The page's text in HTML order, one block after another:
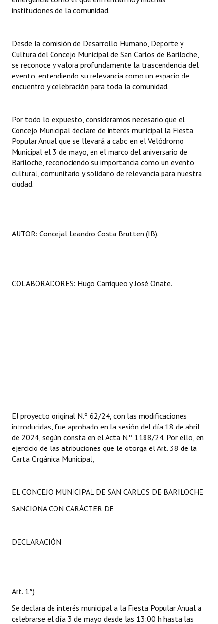
instituciones de la comunidad.
Desde la comisión de Desarrollo Humano, Deporte y
Cultura del Concejo Municipal de San Carlos de Bariloche,
se reconoce y valora profundamente la trascendencia del
evento, entendiendo su relevancia como un espacio de
encuentro y celebración para toda la comunidad.
Por todo lo expuesto, consideramos necesario que el
Concejo Municipal declare de interés municipal la Fiesta
Popular Anual que se llevará a cabo en el Velódromo
Municipal el 3 de mayo, en el marco del aniversario de
Bariloche, reconociendo su importancia como un evento
cultural, comunitario y solidario de relevancia para nuestra
ciudad.
AUTOR: Concejal Leandro Costa Brutten (IB).
COLABORADORES: Hugo Carriqueo y José Oñate.
El proyecto original N.º 62/24, con las modificaciones
introducidas, fue aprobado en la sesión del día 18 de abril
de 2024, según consta en el Acta N.º 1188/24. Por ello, en
ejercicio de las atribuciones que le otorga el Art. 38 de la
Carta Orgánica Municipal,
EL CONCEJO MUNICIPAL DE SAN CARLOS DE BARILOCHE
SANCIONA CON CARÁCTER DE
DECLARACIÓN
Art. 1°)
Se declara de interés municipal a la Fiesta Popular Anual a
celebrarse el día 3 de mayo desde las 13:00 h hasta las